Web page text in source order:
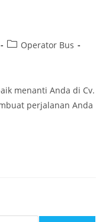
PostOperator Bus
menanti Anda di Cv.
perjalanan Anda